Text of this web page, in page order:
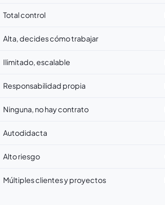
Total control
Alta, decides cómo trabajar
Ilimitado, escalable
Responsabilidad propia
Ninguna, no hay contrato
Autodidacta
Alto riesgo
Múltiples clientes y proyectos